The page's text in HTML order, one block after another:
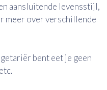
aansluitende levensstijl,
meer over verschillende
bent eet je geen